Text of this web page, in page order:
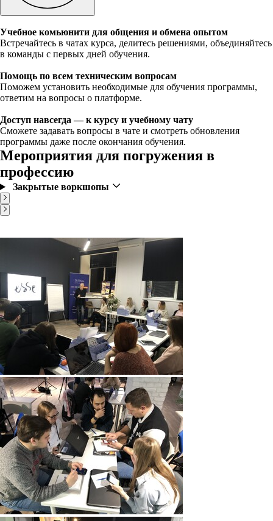
Учебное комьюнити для общения и обмена опытом
Встречайтесь в чатах курса, делитесь решениями, объединяйтесь
в команды с первых дней обучения.
Помощь по всем техническим вопросам
Поможем установить необходимые для обучения программы,
ответим на вопросы о платформе.
Доступ навсегда — к курсу и учебному чату
Сможете задавать вопросы в чате и смотреть обновления
программы даже после окончания обучения.
Мероприятия для погружения в
профессию
Закрытые воркшопы